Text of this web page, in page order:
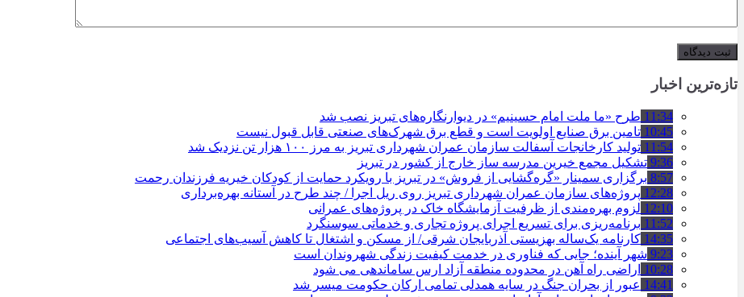
تازه‌ترین اخبار
11:34 طرح «ما ملت امام حسینیم» در دیوارنگاره‌های تبریز نصب شد
10:45 تامین برق صنایع اولویت است و قطع برق شهرک‌های صنعتی قابل قبول نیست
11:54 تولید کارخانجات آسفالت سازمان عمران شهرداری تبریز به مرز ۱۰۰ هزار تن نزدیک شد
9:36 تشکیل مجمع خیرین مدرسه ‌ساز خارج از کشور در تبریز
8:57 برگزاری سمینار «گره‌گشایی از فروش» در تبریز با رویکرد حمایت از کودکان خیریه فرزندان رحمت
12:28 پروژه‌های سازمان عمران شهرداری تبریز روی ریل اجرا / چند طرح در آستانه بهره‌برداری
12:10 لزوم بهره‌مندی از ظرفیت آزمایشگاه خاک در پروژه‌های عمرانی
11:52 برنامه‌ریزی برای تسریع اجرای پروژه تجاری و خدماتی سوسنگرد
14:35 کارنامه یک‌ساله بهزیستی آذربایجان شرقی/ از مسکن و اشتغال تا کاهش آسیب‌های اجتماعی
9:23 شهر آینده؛ جایی که فناوری در خدمت کیفیت زندگی شهروندان است
10:28 اراضی راه آهن در محدوده منطقه آزاد ارس ساماندهی می شود
14:41 عبور از بحران جنگ در سایه همدلی تمامی ارکان حکومت میسر شد